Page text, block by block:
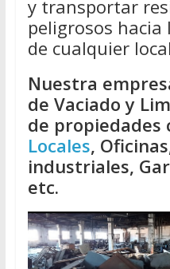
y transportar
peligrosos
de cualquier
Nuestra
de Vaciado y
de propiedades
Locales,
industriales,
etc.